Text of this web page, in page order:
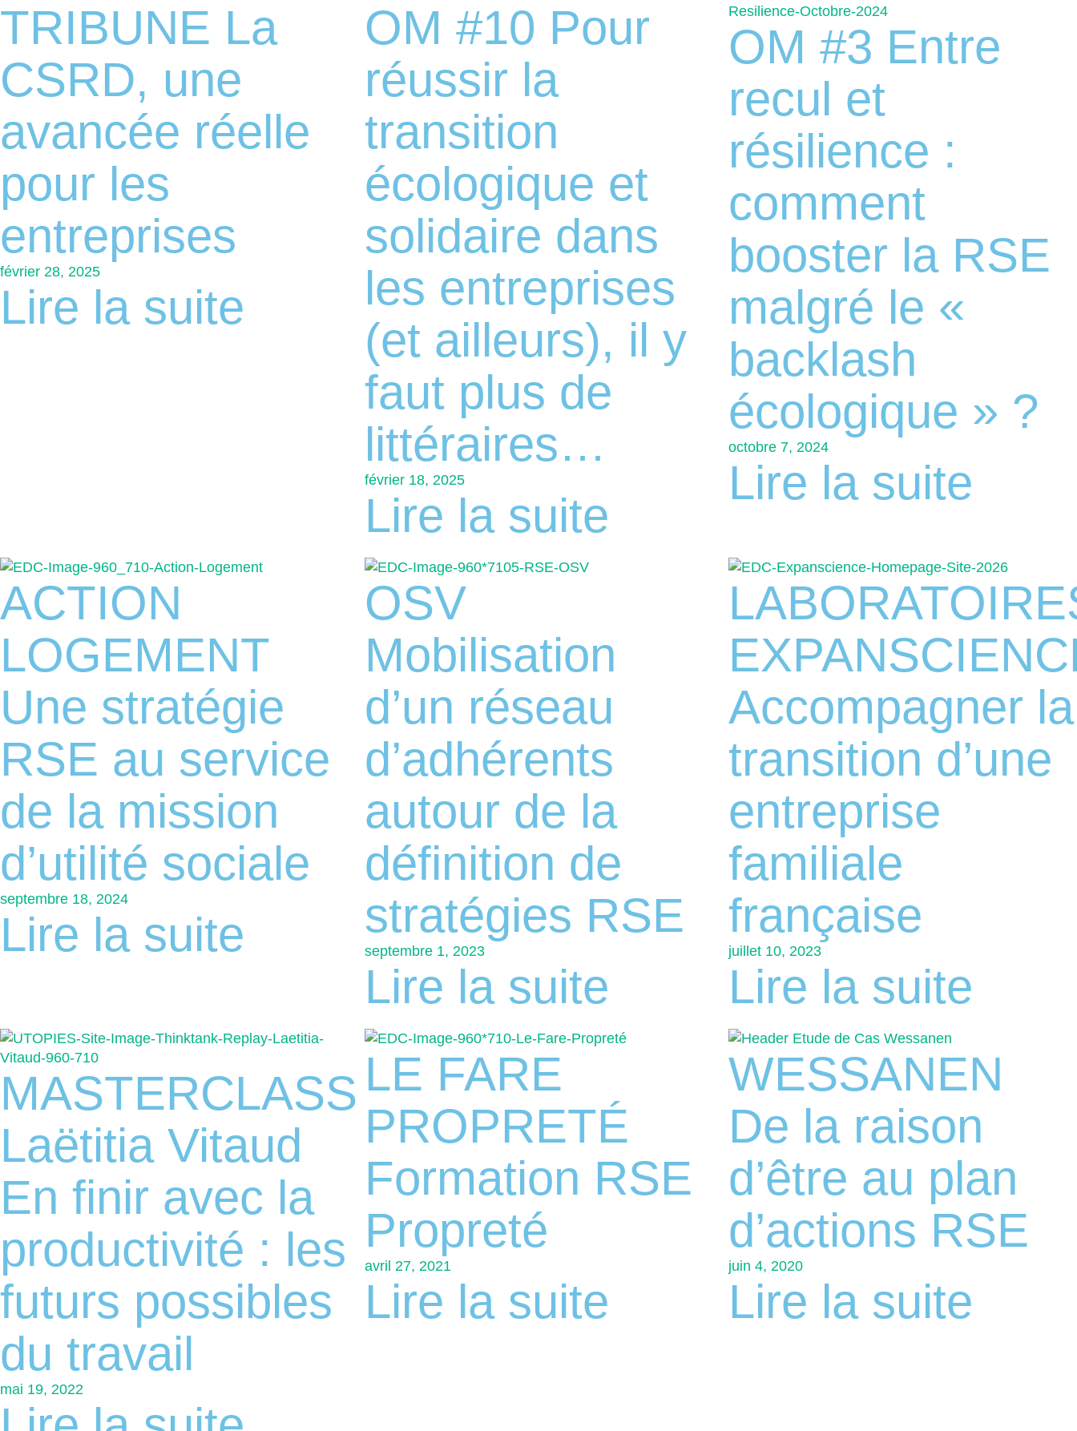
TRIBUNE La
CSRD, une
avancée réelle
pour les
entreprises
février 28, 2025
Lire la suite
OM #10 Pour
réussir la
transition
écologique et
solidaire dans
les entreprises
(et ailleurs), il y
faut plus de
littéraires…
février 18, 2025
Lire la suite
OM #3 Entre
recul et
résilience :
comment
booster la RSE
malgré le «
backlash
écologique » ?
octobre 7, 2024
Lire la suite
ACTION
LOGEMENT
Une stratégie
RSE au service
de la mission
d’utilité sociale
septembre 18, 2024
Lire la suite
OSV
Mobilisation
d’un réseau
d’adhérents
autour de la
définition de
stratégies RSE
septembre 1, 2023
Lire la suite
Accompagner la
transition d’une
entreprise
familiale
française
juillet 10, 2023
Lire la suite
MASTERCLASS
Laëtitia Vitaud
En finir avec la
productivité : les
futurs possibles
du travail
mai 19, 2022
LE FARE
PROPRETÉ
Formation RSE
Propreté
avril 27, 2021
Lire la suite
WESSANEN
De la raison
d’être au plan
d’actions RSE
juin 4, 2020
Lire la suite